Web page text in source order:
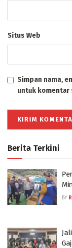
Situs Web
Simpan nama,
untuk komentar
Berita Terkini
BY